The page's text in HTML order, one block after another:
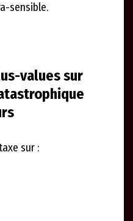
sensible.
values sur
sur :